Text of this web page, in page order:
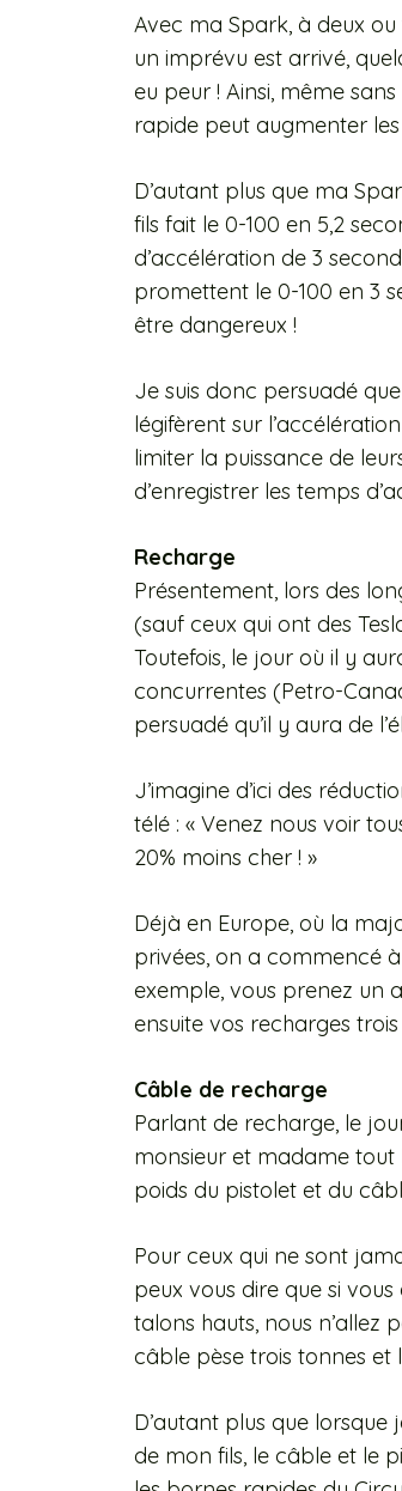
Avec ma Spark, à deux
un imprévu est arrivé,
eu peur ! Ainsi, même
rapide peut augmenter les
D’autant plus que ma
fils fait le 0-100 en 5,2
d’accélération de 3
promettent le 0-100 en 3
être dangereux !
Je suis donc persuadé
légifèrent sur
limiter la puissance de
d’enregistrer les temps
Recharge
Présentement, lors des
(sauf ceux qui ont des
Toutefois, le jour où il y
concurrentes (Petro-
persuadé qu’il y aura de
J’imagine d’ici des
télé : « Venez nous voir
20% moins cher ! »
Déjà en Europe, où la
privées, on a commencé
exemple, vous prenez un
ensuite vos recharges
Câble de recharge
Parlant de recharge, le
monsieur et madame tout
poids du pistolet et du
Pour ceux qui ne sont
peux vous dire que si
talons hauts, nous n’allez
câble pèse trois tonnes et
D’autant plus que
de mon fils, le câble et le